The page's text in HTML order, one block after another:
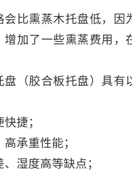
比熏蒸木托盘低，因
加了一些熏蒸费用，
（胶合板托盘）具有
捷；
承重性能；
湿度高等缺点；